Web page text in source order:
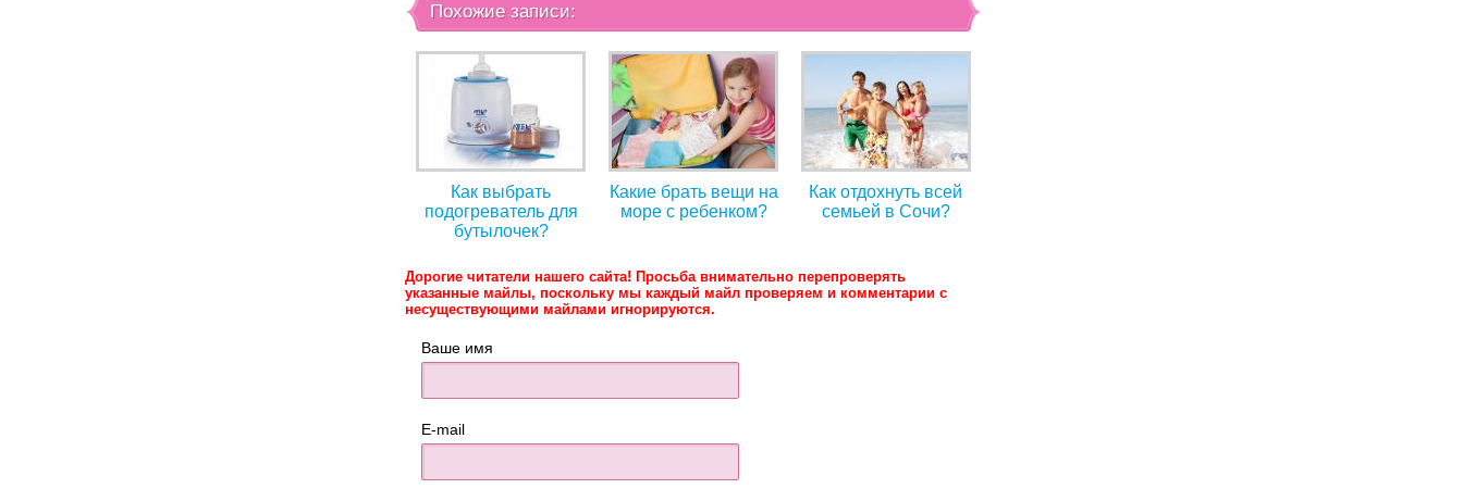
Похожие записи:
Как выбрать
подогреватель для
бутылочек?
Какие брать вещи на
море с ребенком?
Как отдохнуть всей
семьей в Сочи?
Дорогие читатели нашего сайта! Просьба внимательно перепроверять
указанные майлы, поскольку мы каждый майл проверяем и комментарии с
несуществующими майлами игнорируются.
Ваше имя
E-mail